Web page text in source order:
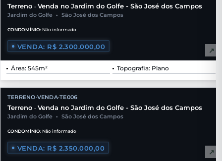
Terreno • Venda no Jardim do Golfe - São José dos Campos
Jardim do Golfe • São José dos Campos
CONDOMÍNIO: Não informado
VENDA: R$ 2.300.000,00 ↗
Área: 545m² Topografia: Plano
TERRENO•VENDA•TE006
Terreno • Venda no Jardim do Golfe - São José dos Campos
Jardim do Golfe • São José dos Campos
CONDOMÍNIO: Não informado
VENDA: R$ 2.350.000,00 ↗